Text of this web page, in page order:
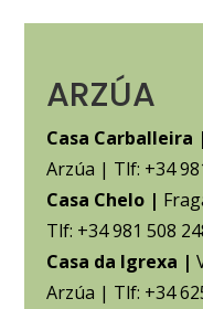
ARZÚA
Casa Carballeira |
Arzúa | Tlf: +34
Casa Chelo |
Tlf: +34 981 508
Casa da Igrexa |
Arzúa | Tlf: +34